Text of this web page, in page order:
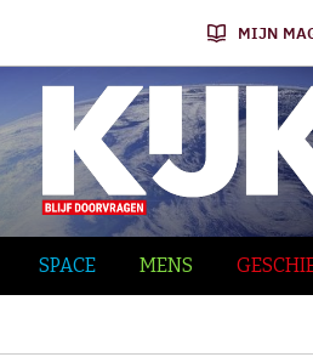
MIJN
SPACE MENS